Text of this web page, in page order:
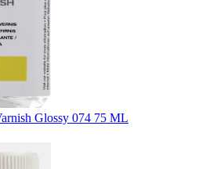
Glossy 074 75 ML